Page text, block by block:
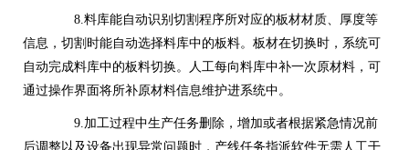
8.料库能自动识别切割程序所对应的板材材质、厚度等
信息，切割时能自动选择料库中的板料。板材在切换时，系统可
自动完成料库中的板料切换。人工每向料库中补一次原材料，可
通过操作界面将所补原材料信息维护进系统中。
9.加工过程中生产任务删除，增加或者根据紧急情况前
后调整以及设备出现异常问题时，产线任务指派软件无需人工干